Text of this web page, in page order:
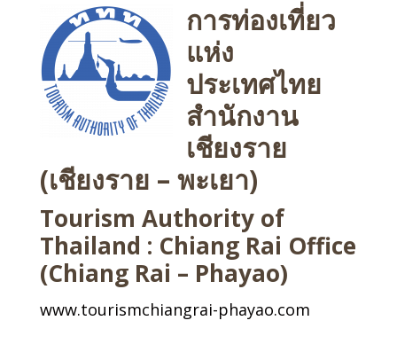
การท่องเที่ยว
แห่ง
ประเทศไทย
สำนักงาน
เชียงราย
(เชียงราย – พะเยา)
Tourism Authority of
Thailand : Chiang Rai Office
(Chiang Rai – Phayao)
www.tourismchiangrai-phayao.com